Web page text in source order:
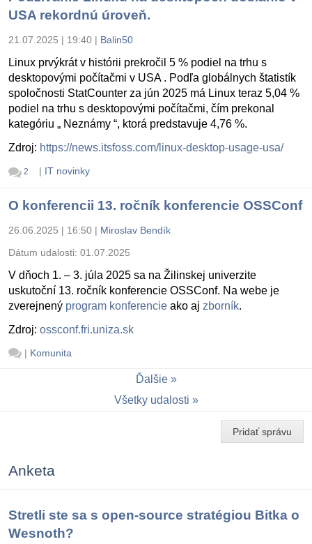
USA rekordnú úroveň.
21.07.2025 | 19:40 | Balin50
Linux prvýkrát v histórii prekročil 5 % podiel na trhu s
desktopovými počítačmi v USA . Podľa globálnych štatistík
spoločnosti StatCounter za jún 2025 má Linux teraz 5,04 %
podiel na trhu s desktopovými počítačmi, čím prekonal
kategóriu „ Neznámy “, ktorá predstavuje 4,76 %.
Zdroj: https://news.itsfoss.com/linux-desktop-usage-usa/
2 | IT novinky
O konferencii 13. ročník konferencie OSSConf
26.06.2025 | 16:50 | Miroslav Bendík
Dátum udalosti: 01.07.2025
V dňoch 1. – 3. júla 2025 sa na Žilinskej univerzite
uskutoční 13. ročník konferencie OSSConf. Na webe je
zverejnený program konferencie ako aj zborník.
Zdroj: ossconf.fri.uniza.sk
| Komunita
Ďalšie
Všetky udalosti
Pridať správu
Anketa
Stretli ste sa s open-source stratégiou Bitka o
Wesnoth?